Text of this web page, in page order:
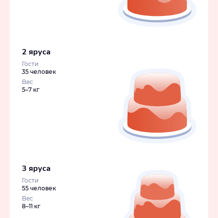
2 яруса
Гости
35 человек
Вес
5–7 кг
3 яруса
Гости
55 человек
Вес
8–11 кг